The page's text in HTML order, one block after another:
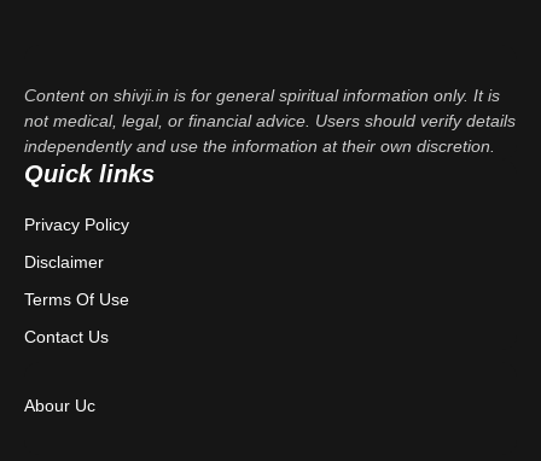
Content on shivji.in is for general spiritual information only. It is
not medical, legal, or financial advice. Users should verify details
independently and use the information at their own discretion.
Quick links
Privacy Policy
Disclaimer
Terms Of Use
Contact Us
Abour Uc